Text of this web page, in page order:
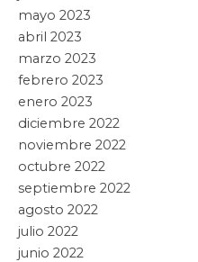
mayo 2023
abril 2023
marzo 2023
febrero 2023
enero 2023
diciembre 2022
noviembre 2022
octubre 2022
septiembre 2022
agosto 2022
julio 2022
junio 2022